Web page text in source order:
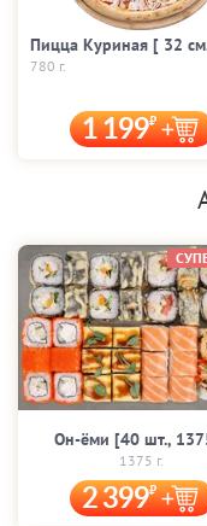
Пицца Куриная [ 32
780 г.
1 199
Он-ёми [40 шт.,
1375 г.
2 399